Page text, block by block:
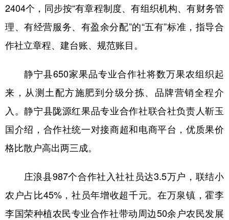
2404个，同步按“有章程制度、有组织机构、有财务管
理、有经营服务、有盈余分配”的“五有”标准，指导合
作社立章程、建台账、规范账目。
静宁县650家果品专业合作社将数万果农组织起
来，从测土配方施肥到分级分拣、品牌营销全程介
入。静宁县陇源红果品专业合作社联合社负责人靳玉
国介绍，合作社统一对接商超和电商平台，优质果价
格比散户高出两三成。
庄浪县987个合作社入社社员达3.5万户，联结小
农户占比45%，社员年增收超千元。在万泉镇，霍李
李国荣种植农民专业合作社带动周边50余户农民发展